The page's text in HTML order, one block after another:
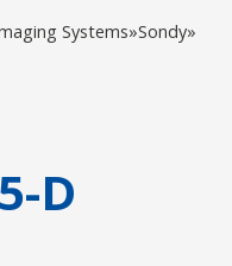
Systems»Sondy»
D